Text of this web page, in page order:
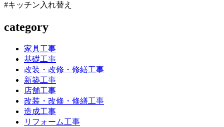
#キッチン入れ替え
category
家具工事
基礎工事
改装・改修・修繕工事
新築工事
店舗工事
改装・改修・修繕工事
造成工事
リフォーム工事